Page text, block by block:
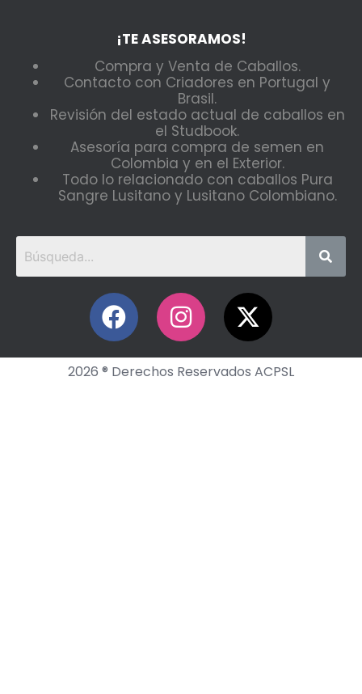
¡TE ASESORAMOS!
Compra y Venta de Caballos.
Contacto con Criadores en Portugal y
Brasil.
Revisión del estado actual de caballos en
el Studbook.
Asesoría para compra de semen en
Colombia y en el Exterior.
Todo lo relacionado con caballos Pura
Sangre Lusitano y Lusitano Colombiano.
2026 ® Derechos Reservados ACPSL